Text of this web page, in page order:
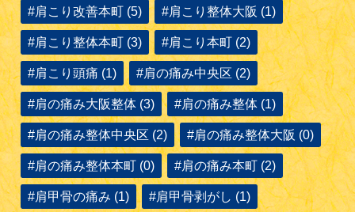
#肩こり改善本町 (5) #肩こり整体大阪 (1)
#肩こり整体本町 (3) #肩こり本町 (2)
#肩こり頭痛 (1) #肩の痛み中央区 (2)
#肩の痛み大阪整体 (3) #肩の痛み整体 (1)
#肩の痛み整体中央区 (2) #肩の痛み整体大阪 (0)
#肩の痛み整体本町 (0) #肩の痛み本町 (2)
#肩甲骨の痛み (1) #肩甲骨剥がし (1)